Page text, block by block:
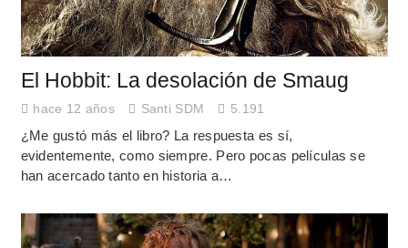
El Hobbit: La desolación de Smaug
hace 12 años Santi SDM 5.191
¿Me gustó más el libro? La respuesta es sí,
evidentemente, como siempre. Pero pocas películas se
han acercado tanto en historia a…